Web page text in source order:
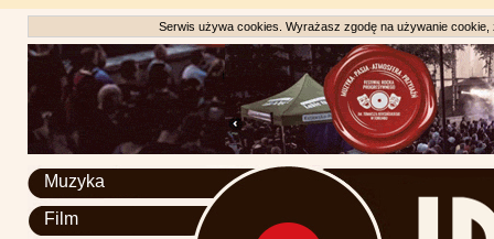
Serwis używa cookies. Wyrażasz zgodę na używanie
Muzyka
Film